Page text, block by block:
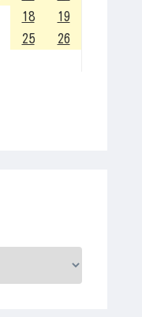
18
19
25
26